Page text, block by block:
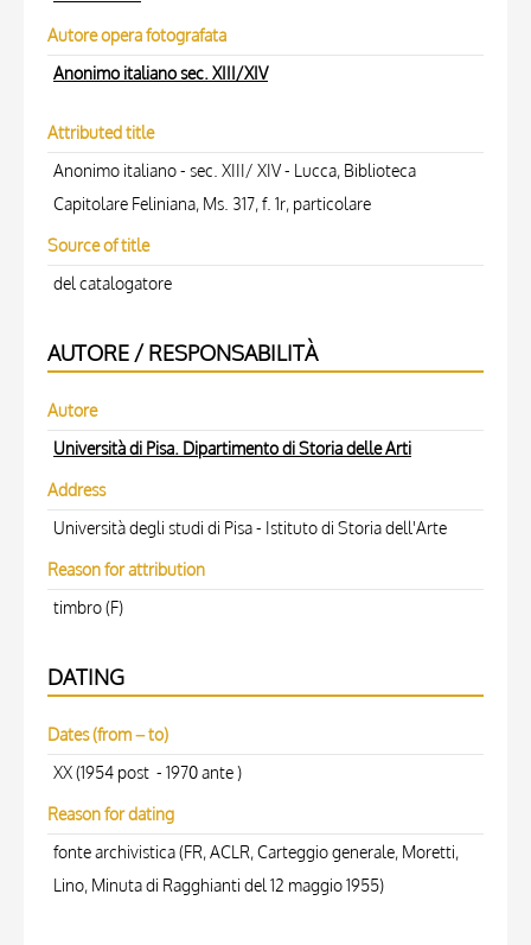
Autore opera fotografata
Anonimo italiano sec. XIII/XIV
Attributed title
Anonimo italiano - sec. XIII/ XIV - Lucca, Biblioteca
Capitolare Feliniana, Ms. 317, f. 1r, particolare
Source of title
del catalogatore
AUTORE / RESPONSABILITÀ
Autore
Università di Pisa. Dipartimento di Storia delle Arti
Address
Università degli studi di Pisa - Istituto di Storia dell'Arte
Reason for attribution
timbro (F)
DATING
Dates (from – to)
XX (1954 post - 1970 ante )
Reason for dating
fonte archivistica (FR, ACLR, Carteggio generale, Moretti,
Lino, Minuta di Ragghianti del 12 maggio 1955)